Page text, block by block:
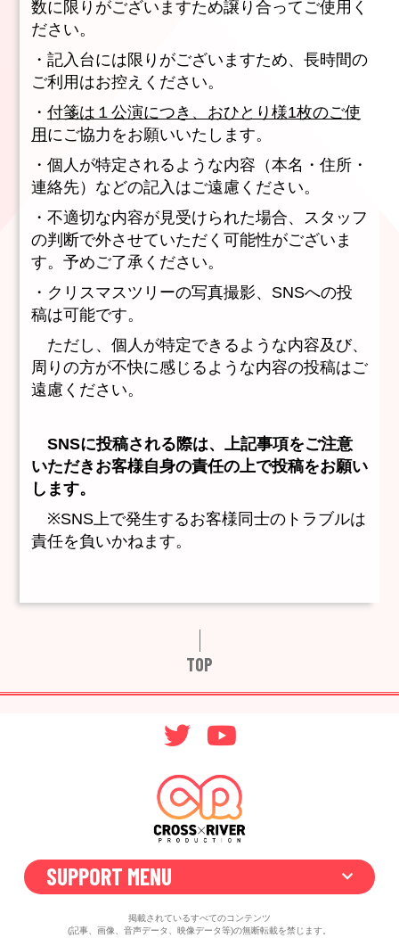
数に限りがございますため譲り合ってご使用く
ださい。​
・記入台には限りがございますため、長時間の
ご利用はお控えください。​
・ 付箋は１公演につき、おひとり様1枚のご使
用 にご協力をお願いいたします。​
・個人が特定されるような内容（本名・住所・
連絡先）などの記入はご遠慮ください。​
・不適切な内容が見受けられた場合、スタッフ
の判断で外させていただく可能性がございま
す。予めご了承ください。​
・クリスマスツリーの写真撮影、SNSへの投
稿は可能です。
ただし、個人が特定できるような内容及び、
周りの方が不快に感じるような内容の投稿はご
遠慮ください。
SNSに投稿される際は、上記事項をご注意
いただきお客様自身の責任の上で投稿をお願い
します。
※SNS上で発生するお客様同士のトラブルは
責任を負いかねます。
TOP
SUPPORT MENU
掲載されているすべてのコンテンツ
(記事、画像、音声データ、映像データ等)の無断転載を禁じます。